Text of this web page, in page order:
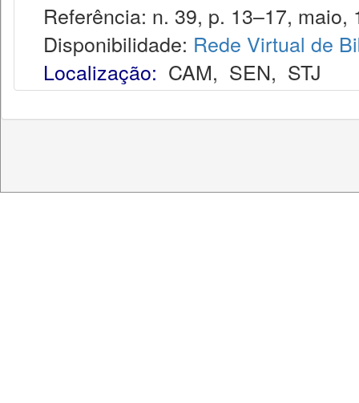
Referência: n. 39, p. 13–17, maio,
Disponibilidade: Rede Virtual de
Localização: CAM, SEN, STJ